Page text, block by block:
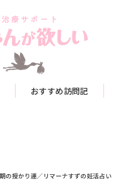
おすすめ訪問記
の授かり運／リマーナすずの妊活占い